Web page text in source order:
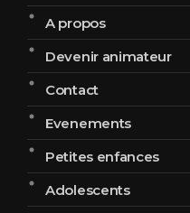
A propos
Devenir animateur
Contact
Evenements
Petites enfances
Adolescents